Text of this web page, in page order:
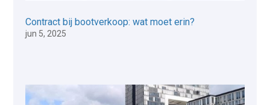
Contract bij bootverkoop: wat moet erin?
jun 5, 2025